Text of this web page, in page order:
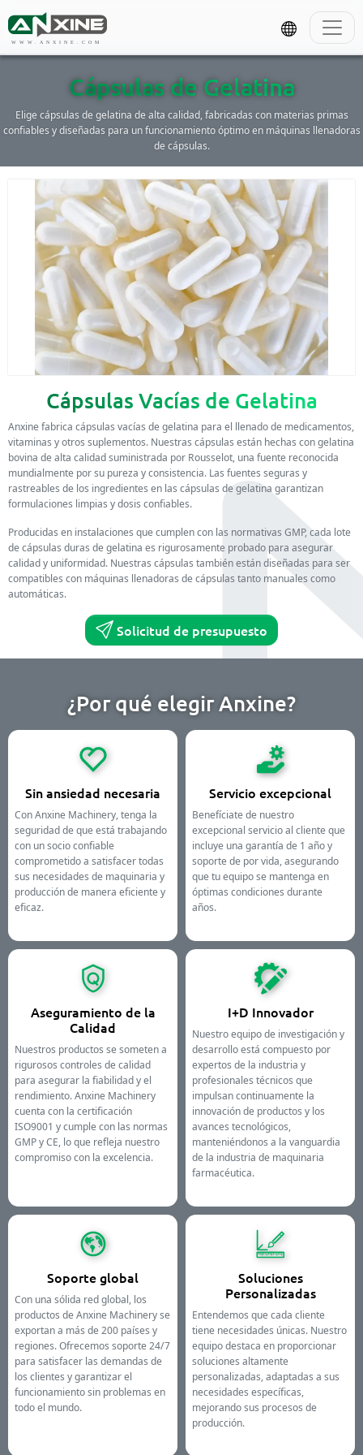
WWW.ANXINE.COM
Cápsulas de Gelatina
Elige cápsulas de gelatina de alta calidad, fabricadas con materias primas
confiables y diseñadas para un funcionamiento óptimo en máquinas llenadoras
de cápsulas.
Cápsulas Vacías de Gelatina
Anxine fabrica cápsulas vacías de gelatina para el llenado de medicamentos,
vitaminas y otros suplementos. Nuestras cápsulas están hechas con gelatina
bovina de alta calidad suministrada por Rousselot, una fuente reconocida
mundialmente por su pureza y consistencia. Las fuentes seguras y
rastreables de los ingredientes en las cápsulas de gelatina garantizan
formulaciones limpias y dosis confiables.
Producidas en instalaciones que cumplen con las normativas GMP, cada lote
de cápsulas duras de gelatina es rigurosamente probado para asegurar
calidad y uniformidad. Nuestras cápsulas también están diseñadas para ser
compatibles con máquinas llenadoras de cápsulas tanto manuales como
automáticas.
Solicitud de presupuesto
¿Por qué elegir Anxine?
Sin ansiedad necesaria
Con Anxine Machinery, tenga la
seguridad de que está trabajando
con un socio confiable
comprometido a satisfacer todas
sus necesidades de maquinaria y
producción de manera eficiente y
eficaz.
Servicio excepcional
Benefíciate de nuestro
excepcional servicio al cliente que
incluye una garantía de 1 año y
soporte de por vida, asegurando
que tu equipo se mantenga en
óptimas condiciones durante
años.
Aseguramiento de la
Calidad
Nuestros productos se someten a
rigurosos controles de calidad
para asegurar la fiabilidad y el
rendimiento. Anxine Machinery
cuenta con la certificación
ISO9001 y cumple con las normas
GMP y CE, lo que refleja nuestro
compromiso con la excelencia.
I+D Innovador
Nuestro equipo de investigación y
desarrollo está compuesto por
expertos de la industria y
profesionales técnicos que
impulsan continuamente la
innovación de productos y los
avances tecnológicos,
manteniéndonos a la vanguardia
de la industria de maquinaria
farmacéutica.
Soporte global
Con una sólida red global, los
productos de Anxine Machinery se
exportan a más de 200 países y
regiones. Ofrecemos soporte 24/7
para satisfacer las demandas de
los clientes y garantizar el
funcionamiento sin problemas en
todo el mundo.
Soluciones
Personalizadas
Entendemos que cada cliente
tiene necesidades únicas. Nuestro
equipo destaca en proporcionar
soluciones altamente
personalizadas, adaptadas a sus
necesidades específicas,
mejorando sus procesos de
producción.